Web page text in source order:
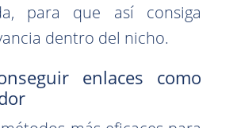
para que así consiga
dentro del nicho.
enlaces como